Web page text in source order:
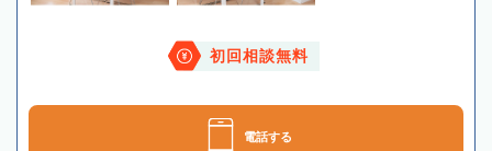
初回相談無料
電話する